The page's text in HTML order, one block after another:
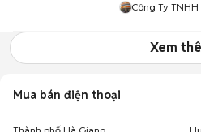
Công Ty TNHH
Xem
Mua bán điện thoại